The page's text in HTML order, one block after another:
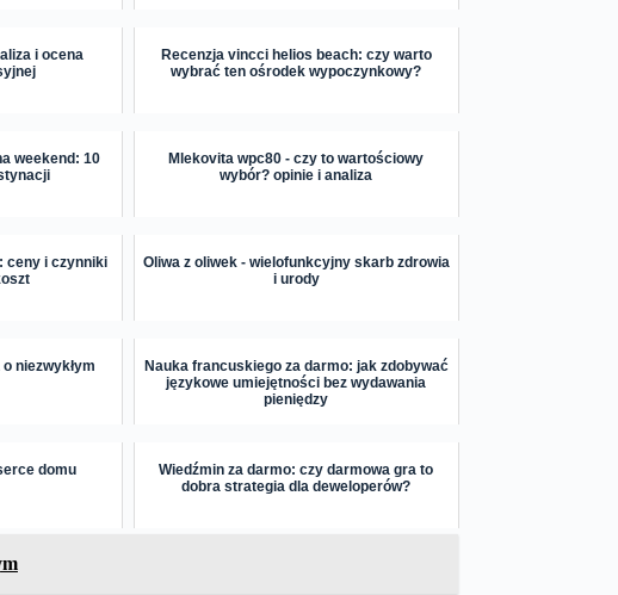
i ocena
Recenzja vincci helios beach: czy warto
wybrać ten ośrodek wypoczynkowy?
weekend: 10
Mlekovita wpc80 - czy to wartościowy
wybór? opinie i analiza
ceny i czynniki
Oliwa z oliwek - wielofunkcyjny skarb zdrowia
i urody
niezwykłym
Nauka francuskiego za darmo: jak zdobywać
językowe umiejętności bez wydawania
pieniędzy
domu
Wiedźmin za darmo: czy darmowa gra to
dobra strategia dla deweloperów?